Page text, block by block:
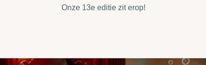
Onze 13e editie zit erop!